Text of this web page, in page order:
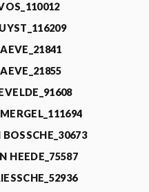
HEEDE_75587